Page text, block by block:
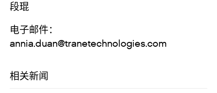
段琨
电子邮件：
annia.duan@tranetechnologies.com
相关新闻